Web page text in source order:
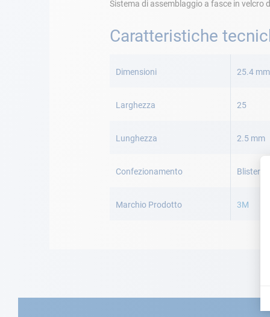
Sistema di assemblaggio a fasce in
Caratteristiche
Informazioni
Dimensioni 25.4
Larghezza 25
Lunghezza 2.5 mm
Confezionamento Blister
Marchio Prodotto 3M